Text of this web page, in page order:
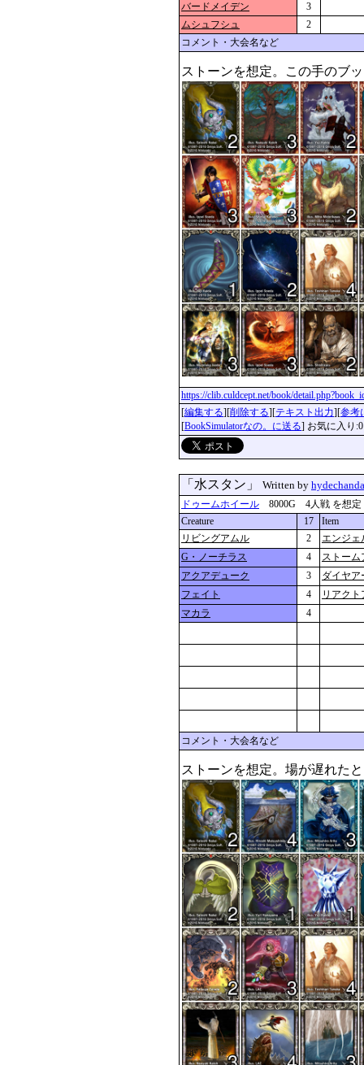
バードメイデン
3
ムシュフシュ
2
コメント・大会名など
ストーンを想定。この手のブ
https://clib.culdcept.net/book/
[編集する][削除する][テキスト出力][参考
[BookSimulatorなの。に送る] お気に入り:0
「水スタン」 Written by
ドゥームホイール 8000G 4人戦 を想定
Creature
17
Item
リビングアムル
2
エンジェ
G・ノーチラス
4
ストーム
アクアデューク
3
ダイヤア
フェイト
4
リアクト
マカラ
4
コメント・大会名など
ストーンを想定。場が遅れた